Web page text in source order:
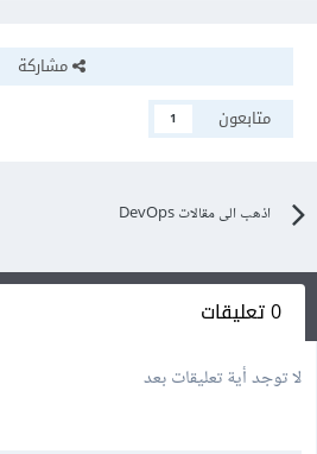
مشاركة
متابعون
1
اذهب الى مقالات DevOps
0 تعليقات
لا توجد أية تعليقات بعد